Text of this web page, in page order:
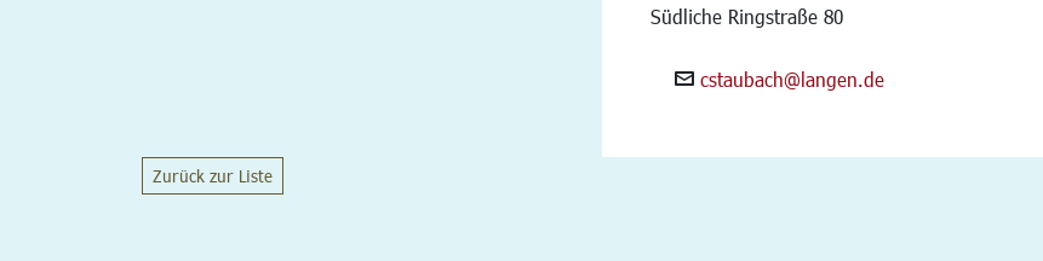
Südliche Ringstraße 80
cstaubach@langen.de
Zurück zur Liste